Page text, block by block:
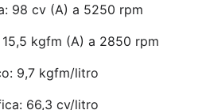
98 cv (A) a 5250 rpm
kgfm (A) a 2850 rpm
9,7 kgfm/litro
66,3 cv/litro